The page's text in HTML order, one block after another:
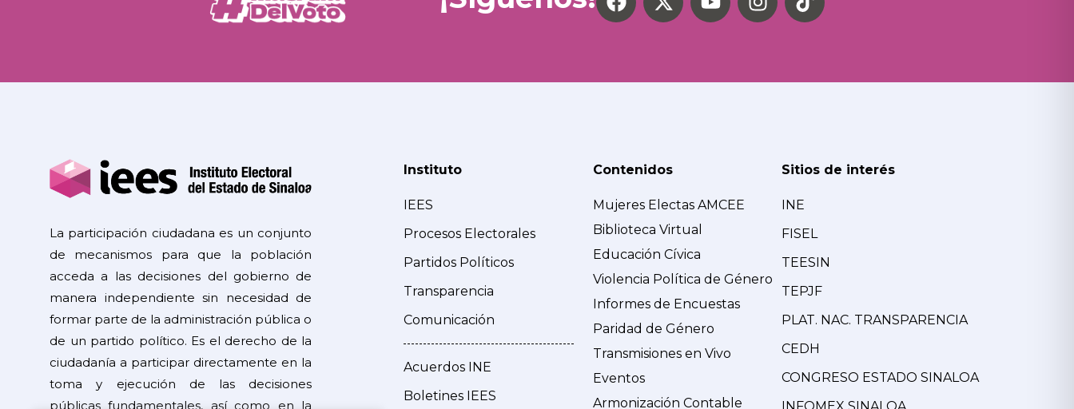
La participación ciudadana es un conjunto
de mecanismos para que la población
acceda a las decisiones del gobierno de
manera independiente sin necesidad de
formar parte de la administración pública o
de un partido político. Es el derecho de la
ciudadanía a participar directamente en la
toma y ejecución de las decisiones
públicas fundamentales, así como en la
Instituto
IEES
Procesos Electorales
Partidos Políticos
Transparencia
Comunicación
Acuerdos INE
Boletines IEES
Contenidos
Mujeres Electas AMCEE
Biblioteca Virtual
Educación Cívica
Violencia Política de Género
Informes de Encuestas
Paridad de Género
Transmisiones en Vivo
Eventos
Armonización Contable
Sitios de interés
INE
FISEL
TEESIN
TEPJF
PLAT. NAC. TRANSPARENCIA
CEDH
CONGRESO ESTADO SINALOA